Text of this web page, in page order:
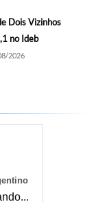
Dois Vizinhos
no Ideb
2026